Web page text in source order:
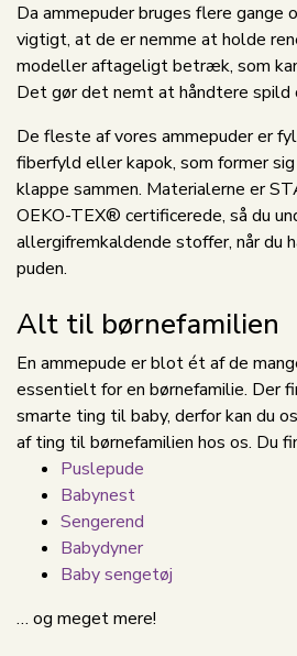
Da ammepuder bruges flere gange
vigtigt, at de er nemme at holde
modeller aftageligt betræk, som
Det gør det nemt at håndtere spild
De fleste af vores ammepuder er
fiberfyld eller kapok, som former
klappe sammen. Materialerne er
OEKO-TEX® certificerede, så du
allergifremkaldende stoffer, når du
puden.
Alt til børnefamilien
En ammepude er blot ét af de
essentielt for en børnefamilie. Der
smarte ting til baby, derfor kan du
af ting til børnefamilien hos os. Du
Puslepude
Babynest
Sengerend
Babydyner
Baby sengetøj
… og meget mere!